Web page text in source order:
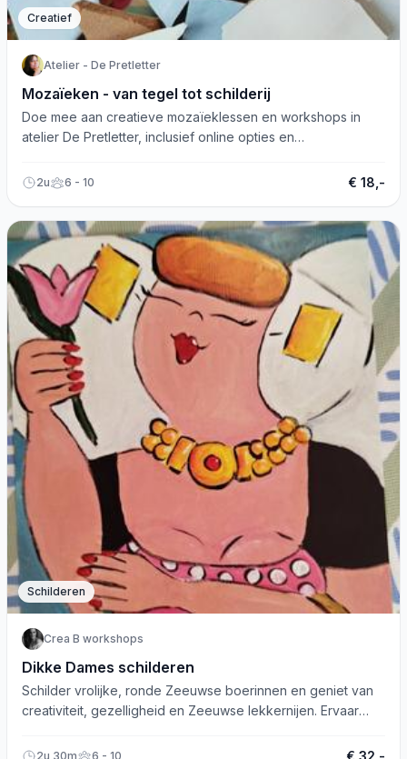
Creatief
Atelier - De Pretletter
Mozaïeken - van tegel tot schilderij
Doe mee aan creatieve mozaïeklessen en workshops in
atelier De Pretletter, inclusief online opties en
2u 6 - 10 € 18,-
Schilderen
Crea B workshops
Dikke Dames schilderen
Schilder vrolijke, ronde Zeeuwse boerinnen en geniet van
creativiteit, gezelligheid en Zeeuwse lekkernijen. Ervaar
2u 30m 6 - 10 € 32,-